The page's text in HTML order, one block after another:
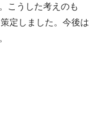
こうした考えのも
定しました。今後は